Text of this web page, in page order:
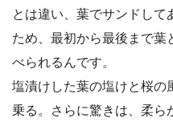
とは違い、葉でサンドし
ため、最初から最後まで葉
べられるんです。
塩漬けした葉の塩けと桜の
乗る。さらに驚きは、柔ら